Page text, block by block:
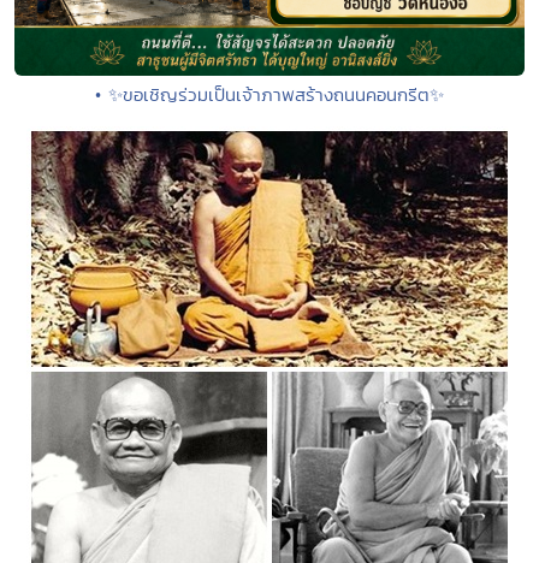
• ✨ขอเชิญร่วมเป็นเจ้าภาพสร้างถนนคอนกรีต✨